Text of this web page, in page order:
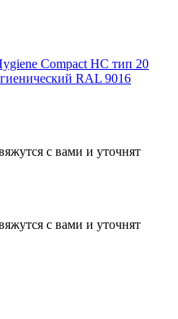
Compact HC тип 20
RAL 9016
с вами и уточнят
с вами и уточнят